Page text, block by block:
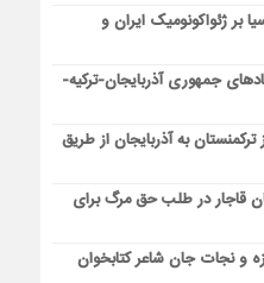
بر ژئواکونومیک ایران و
جمهوری آذربایجان-ترکیه-
به آذربایجان از طریق
قاجار در طلب حق مرگ برای
و نجات جان شاعر کتابخوان